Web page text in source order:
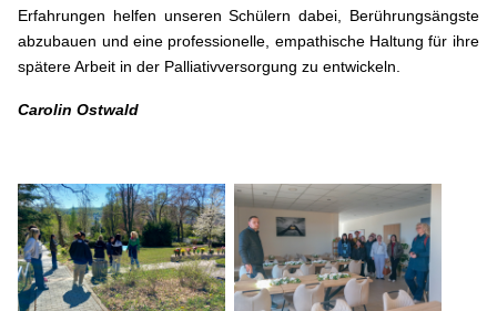
Erfahrungen helfen unseren Schülern dabei, Berührungsängste
abzubauen und eine professionelle, empathische Haltung für ihre
spätere Arbeit in der Palliativversorgung zu entwickeln.
Carolin Ostwald